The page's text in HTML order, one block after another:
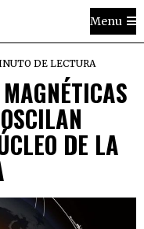
Menu
DE LECTURA
DE LA